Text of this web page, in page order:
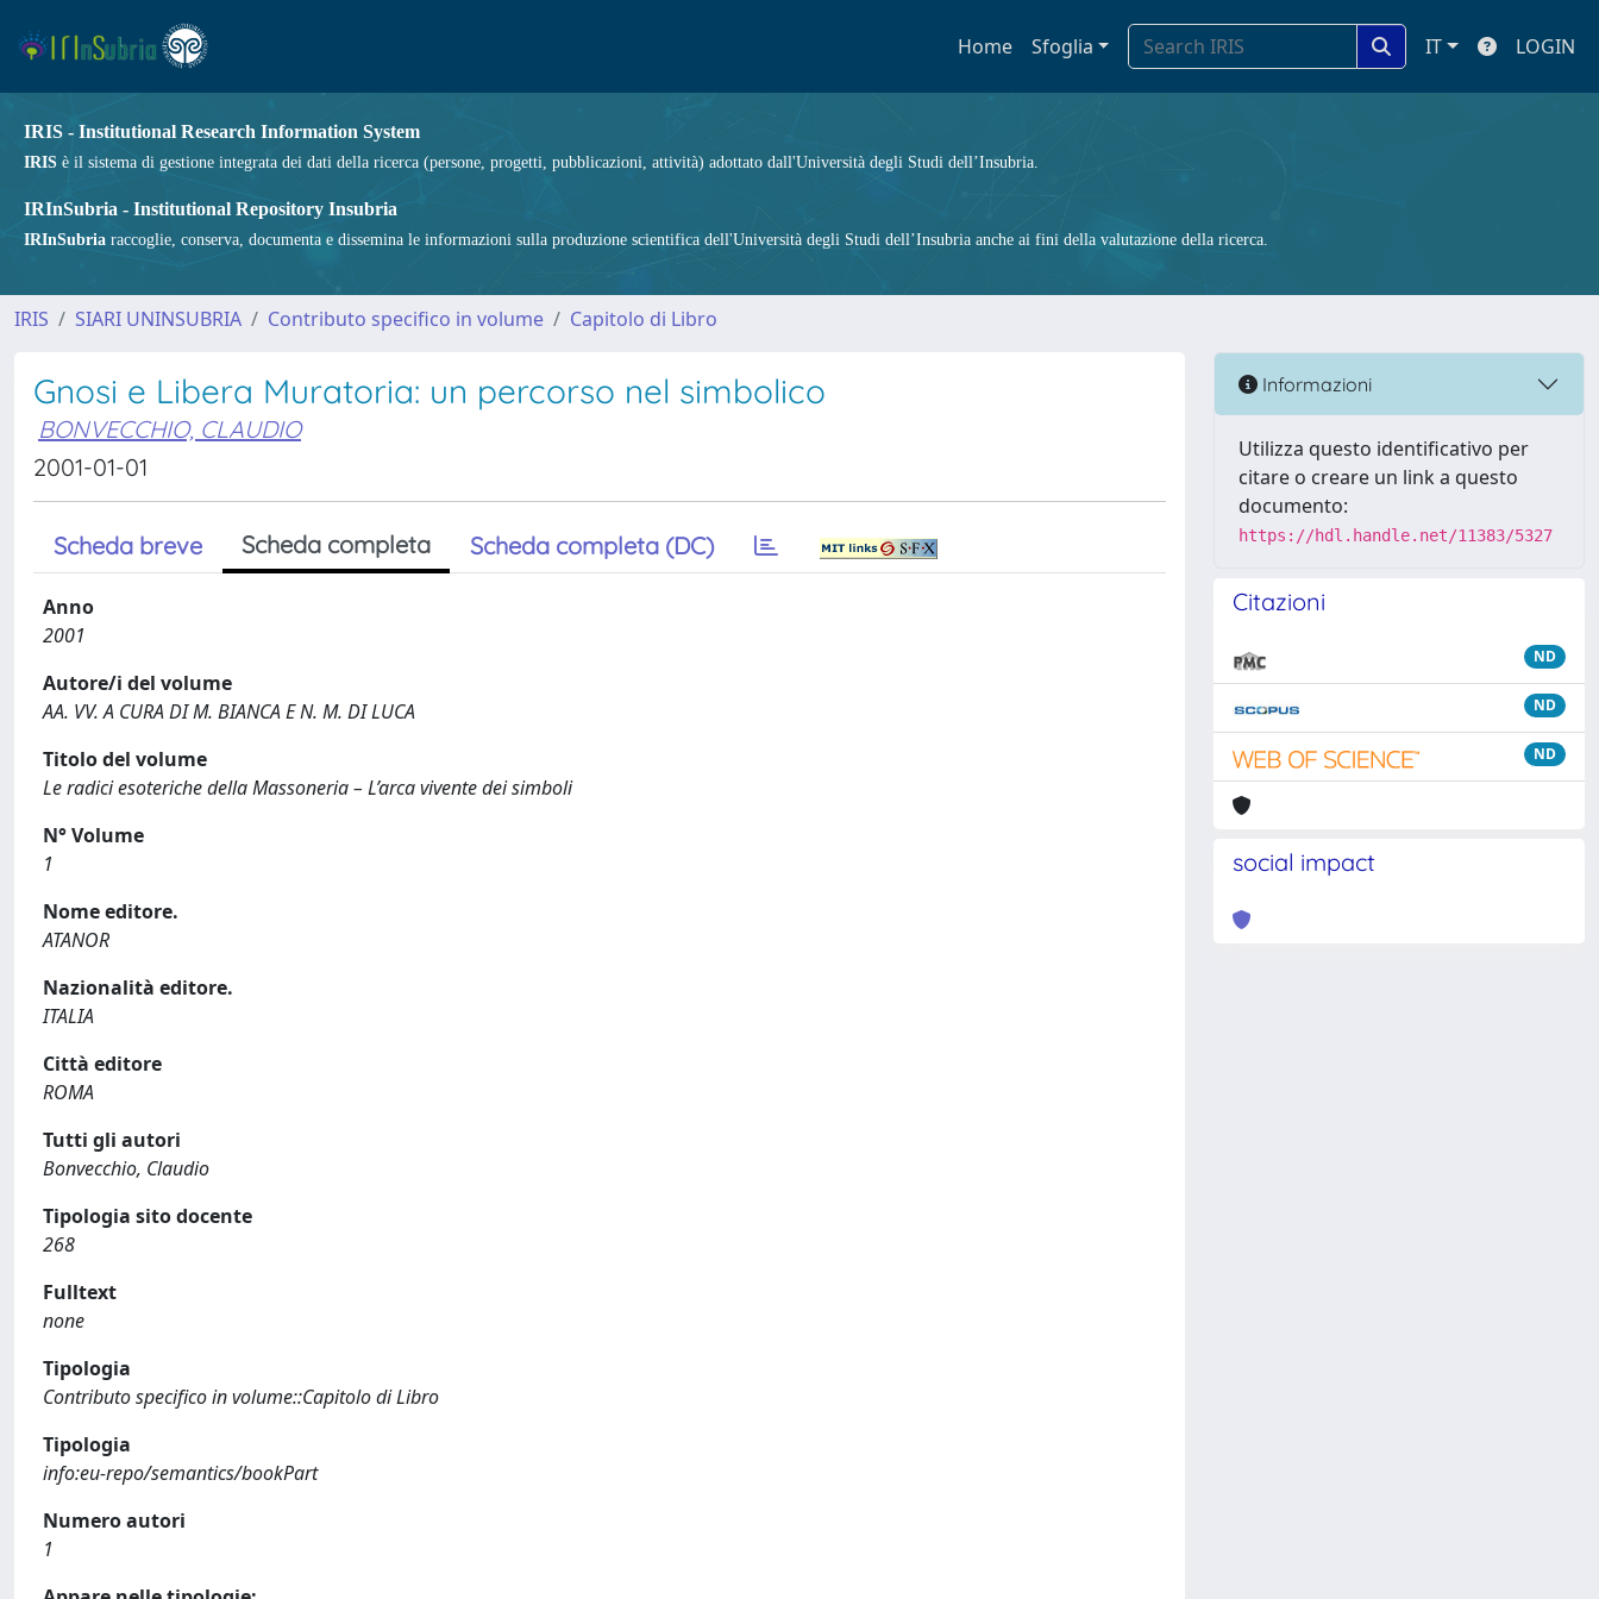
Home Sfoglia IT LOGIN
IRIS - Institutional Research Information System
IRIS è il sistema di gestione integrata dei dati della ricerca (persone, progetti, pubblicazioni, attività) adottato dall'Università degli Studi dell’Insubria.
IRInSubria - Institutional Repository Insubria
IRInSubria raccoglie, conserva, documenta e dissemina le informazioni sulla produzione scientifica dell'Università degli Studi dell’Insubria anche ai fini della valutazione della ricerca.
IRIS SIARI UNINSUBRIA Contributo specifico in volume Capitolo di Libro
Gnosi e Libera Muratoria: un percorso nel simbolico
BONVECCHIO, CLAUDIO
2001-01-01
Scheda breve Scheda completa Scheda completa (DC)
Anno
2001
Autore/i del volume
AA. VV. A CURA DI M. BIANCA E N. M. DI LUCA
Titolo del volume
Le radici esoteriche della Massoneria – L’arca vivente dei simboli
N° Volume
1
Nome editore.
ATANOR
Nazionalità editore.
ITALIA
Città editore
ROMA
Tutti gli autori
Bonvecchio, Claudio
Tipologia sito docente
268
Fulltext
none
Tipologia
Contributo specifico in volume::Capitolo di Libro
Tipologia
info:eu-repo/semantics/bookPart
Numero autori
1
Informazioni
Utilizza questo identificativo per
citare o creare un link a questo
documento:
https://hdl.handle.net/11383/5327
Citazioni
ND
ND
ND
social impact